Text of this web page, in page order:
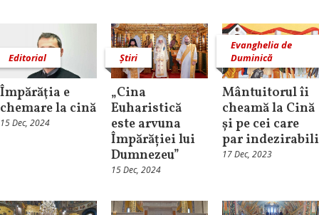
Editorial
Împărăţia e
chemare la cină
15 Dec, 2024
Știri
„Cina
Euharistică
este arvuna
Împărăției lui
Dumnezeu”
15 Dec, 2024
Evanghelia de
Duminică
Mântuitorul îi
cheamă la Cină
și pe cei care
par indezirabili
17 Dec, 2023